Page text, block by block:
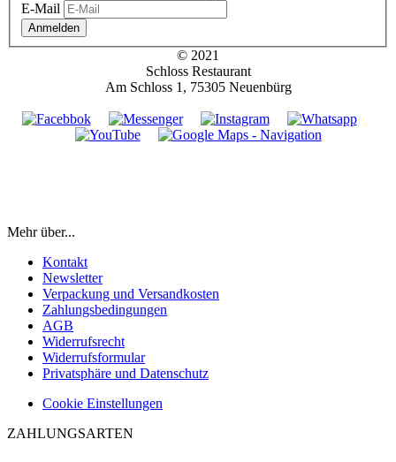
E-Mail
Anmelden
© 2021
Schloss Restaurant
Am Schloss 1, 75305 Neuenbürg
Mehr über...
Kontakt
Newsletter
Verpackung und Versandkosten
Zahlungsbedingungen
AGB
Widerrufsrecht
Widerrufsformular
Privatsphäre und Datenschutz
Cookie Einstellungen
ZAHLUNGSARTEN